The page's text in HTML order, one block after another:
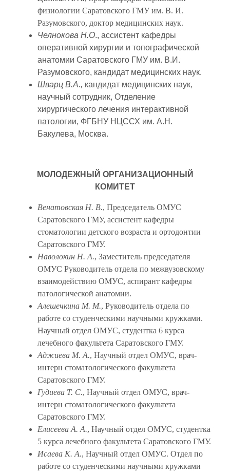
физиологии Саратовского ГМУ им. В. И.
Разумовского, доктор медицинских наук.
Челнокова Н.О., ассистент кафедры
оперативной хирургии и топографической
анатомии Саратовского ГМУ им. В.И.
Разумовского, кандидат медицинских наук.
Шварц В.А., кандидат медицинских наук,
научный сотрудник, Отделение
хирургического лечения интерактивной
патологии, ФГБНУ НЦССХ им. А.Н.
Бакулева, Москва.
МОЛОДЕЖНЫЙ ОРГАНИЗАЦИОННЫЙ
КОМИТЕТ
Венатовская Н. В., Председатель ОМУС
Саратовского ГМУ, ассистент кафедры
стоматологии детского возраста и ортодонтии
Саратовского ГМУ.
Наволокин Н. А., Заместитель председателя
ОМУС Руководитель отдела по межвузовскому
взаимодействию ОМУС, аспирант кафедры
патологической анатомии.
Алешечкина М. М., Руководитель отдела по
работе со студенческими научными кружками.
Научный отдел ОМУС, студентка 6 курса
лечебного факультета Саратовского ГМУ.
Аджиева М. А., Научный отдел ОМУС, врач-
интерн стоматологического факультета
Саратовского ГМУ.
Гудиева Т. С., Научный отдел ОМУС, врач-
интерн стоматологического факультета
Саратовского ГМУ.
Елисеева А. А., Научный отдел ОМУС, студентка
5 курса лечебного факультета Саратовского ГМУ.
Исаева К. А., Научный отдел ОМУС. Отдел по
работе со студенческими научными кружками